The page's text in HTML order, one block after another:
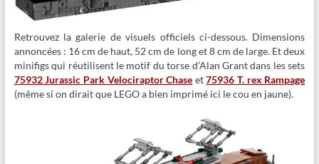
Retrouvez la galerie de visuels officiels ci-dessous. Dimensions
annoncées : 16 cm de haut, 52 cm de long et 8 cm de large. Et deux
minifigs qui réutilisent le motif du torse d’Alan Grant dans les sets
75932 Jurassic Park Velociraptor Chase et75936 T. rex Rampage
(même si on dirait que LEGO a bien imprimé ici le cou en jaune).